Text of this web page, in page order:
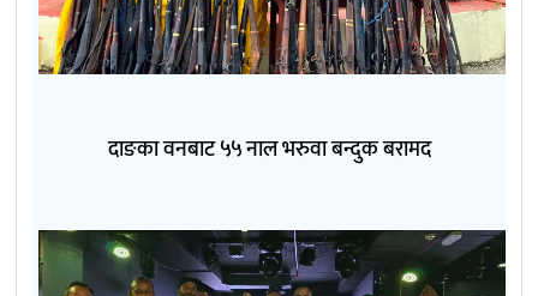
दाङका वनबाट ५५ नाल भरुवा बन्दुक बरामद